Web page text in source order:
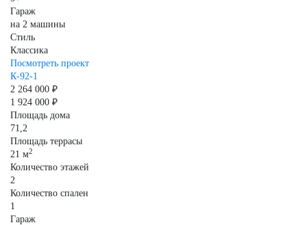
Гараж
на 2 машины
Стиль
Классика
Посмотреть проект
К-92-1
2 264 000 ₽
1 924 000 ₽
Площадь дома
71,2
Площадь террасы
21 м2
Количество этажей
2
Количество спален
1
Гараж